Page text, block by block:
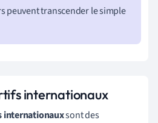
peuvent transcender le simple
internationaux
internationauxsont des